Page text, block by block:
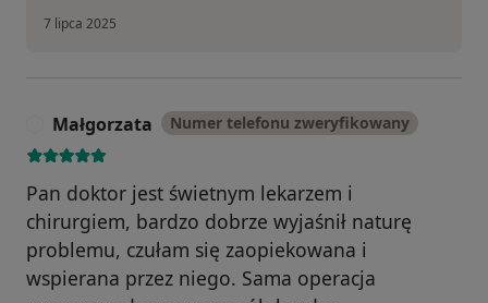
7 lipca 2025
Małgorzata Numer telefonu zweryfikowany
Pan doktor jest świetnym lekarzem i
chirurgiem, bardzo dobrze wyjaśnił naturę
problemu, czułam się zaopiekowana i
wspierana przez niego. Sama operacja